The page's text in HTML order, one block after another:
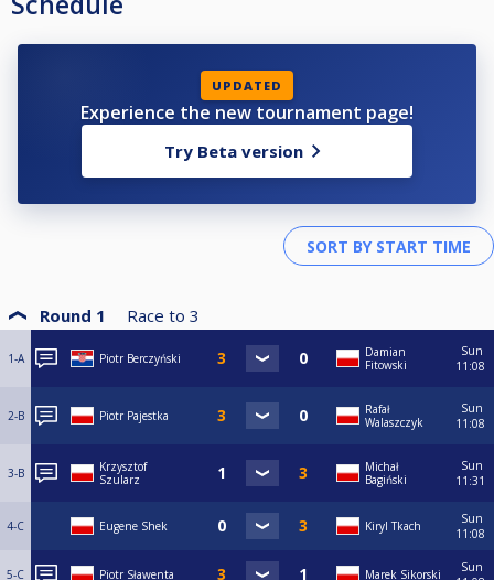
UPDATED
Experience the new tournament page!
Try Beta version
Round 1 Race to 3
1-A Piotr Berczyński
Damian
Fitowski
Sun
11:08
2-B Piotr Pajestka
Rafał
Walaszczyk
Sun
11:08
3-B
Krzysztof
Szularz
Michał
Bagiński
Sun
11:31
4-C Eugene Shek Kiryl Tkach
Sun
11:08
5-C Piotr Sławenta Marek Sikorski
Sun